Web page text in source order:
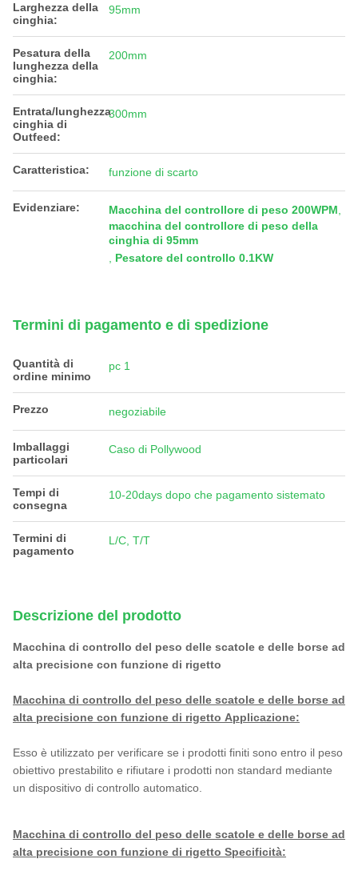
Larghezza della
cinghia:
95mm
Pesatura della
lunghezza della
cinghia:
200mm
Entrata/lunghezza
cinghia di
Outfeed:
300mm
Caratteristica: funzione di scarto
Evidenziare: Macchina del controllore di peso 200WPM,
macchina del controllore di peso della
cinghia di 95mm
, Pesatore del controllo 0.1KW
Termini di pagamento e di spedizione
Quantità di
ordine minimo
pc 1
Prezzo negoziabile
Imballaggi
particolari
Caso di Pollywood
Tempi di
consegna
10-20days dopo che pagamento sistemato
Termini di
pagamento
L/C, T/T
Descrizione del prodotto
Macchina di controllo del peso delle scatole e delle borse ad
alta precisione con funzione di rigetto
Macchina di controllo del peso delle scatole e delle borse ad
alta precisione con funzione di rigetto Applicazione:
Esso è utilizzato per verificare se i prodotti finiti sono entro il peso
obiettivo prestabilito e rifiutare i prodotti non standard mediante
un dispositivo di controllo automatico.
Macchina di controllo del peso delle scatole e delle borse ad
alta precisione con funzione di rigetto Specificità: